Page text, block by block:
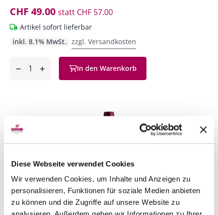
Diese Webseite verwendet Cookies
Wir verwenden Cookies, um Inhalte und Anzeigen zu
personalisieren, Funktionen für soziale Medien anbieten
zu können und die Zugriffe auf unsere Website zu
CHF 49.00 statt CHF 57.00
Artikel sofort lieferbar
inkl. 8.1% MwSt. zzgl. Versandkosten
hinzufügen
In den Warenkorb